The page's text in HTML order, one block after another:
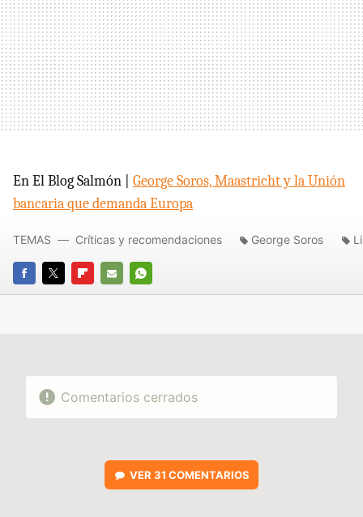
En El Blog Salmón | George Soros, Maastricht y la Unión
bancaria que demanda Europa
FACEBOOK
TWITTERFLIPBOARD
E-
WHATSAPP
TEMAS Críticas y recomendaciones George Soros
Comentarios cerrados
VER 31 COMENTARIOS